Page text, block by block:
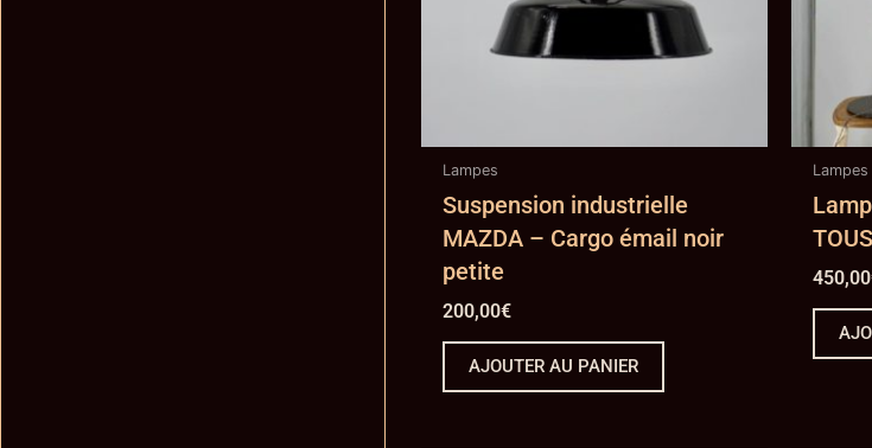
Lampes
Suspension industrielle
MAZDA – Cargo émail noir
petite
200,00€
AJOUTER AU PANIER
Lampes
450,00